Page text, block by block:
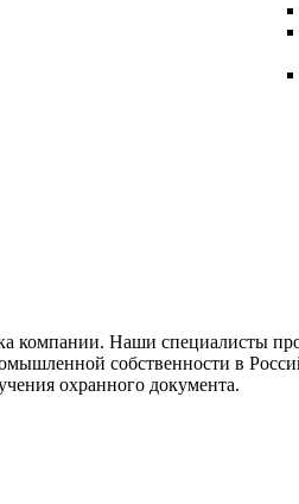
компании. Наши специалисты
собственности в
охранного документа.